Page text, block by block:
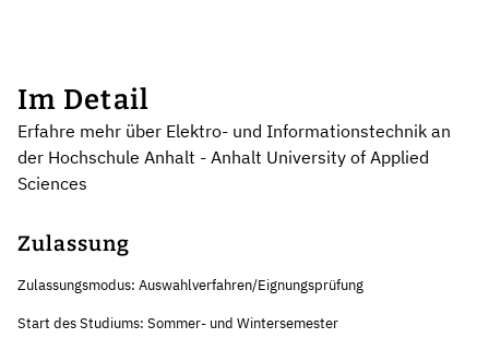
Im Detail
Erfahre mehr über Elektro- und Informationstechnik an
der Hochschule Anhalt - Anhalt University of Applied
Sciences
Zulassung
Zulassungsmodus: Auswahlverfahren/Eignungsprüfung
Start des Studiums: Sommer- und Wintersemester